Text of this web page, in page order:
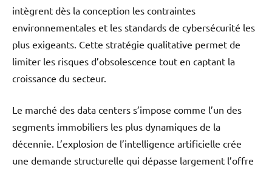
intègrent dès la conception les contraintes
environnementales et les standards de cybersécurité les
plus exigeants. Cette stratégie qualitative permet de
limiter les risques d’obsolescence tout en captant la
croissance du secteur.
Le marché des data centers s’impose comme l’un des
segments immobiliers les plus dynamiques de la
décennie. L’explosion de l’intelligence artificielle crée
une demande structurelle qui dépasse largement l’offre